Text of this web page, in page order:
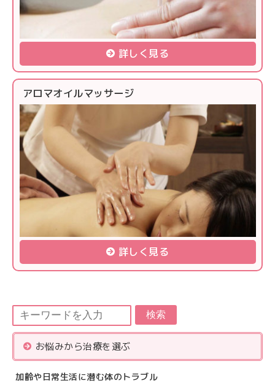
詳しく見る
アロマオイルマッサージ
詳しく見る
検索
お悩みから治療を選ぶ
加齢や日常生活に潜む体のトラブル